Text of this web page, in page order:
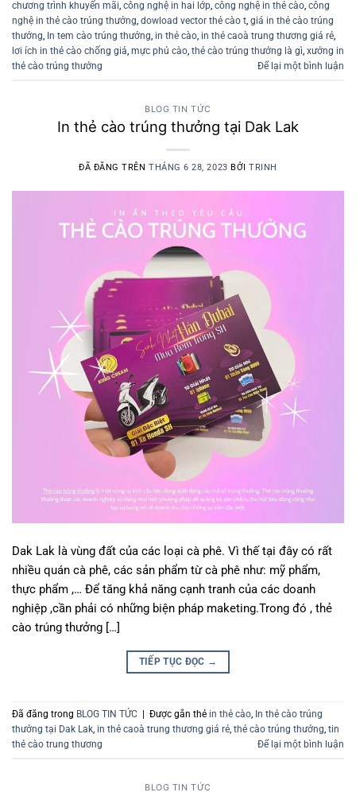
chương trình khuyến mãi công nghệ in hai lớp công nghệ in thẻ cào công
nghệ in thẻ cào trúng thưởng dowload vector thẻ cào t giá in thẻ cào trúng
thưởng In tem cào trúng thưởng in thẻ cào in thẻ caoà trung thương giá rẻ
lơi ích in thẻ cào chống giả mực phủ cào thẻ cào trúng thưởng là gì xưởng in
thẻ cào trúng thưởng
Để lại một bình luận
BLOG TIN TỨC
In thẻ cào trúng thưởng tại Dak Lak
ĐÃ ĐĂNG TRÊN THÁNG 6 28, 2023 BỞITRINH
Dak Lak là vùng đất của các loại cà phê. Vì thế tại đây có rất
nhiều quán cà phê, các sản phẩm từ cà phê như: mỹ phẩm,
thực phẩm ,… Để tăng khả năng cạnh tranh của các doanh
nghiệp ,cần phải có những biện pháp maketing.Trong đó , thẻ
cào trúng thưởng […]
TIẾP TỤC ĐỌC →
Đã đăng trong BLOG TIN TỨC Được gắn thẻ in thẻ cào, In thẻ cào trúng
thưởng tại Dak Lak, in thẻ caoà trung thương giá rẻ, thẻ cào trúng thưởng, tin
thẻ cào trung thương
Để lại một bình luận
BLOG TIN TỨC